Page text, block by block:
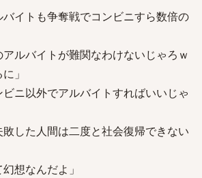
イトも争奪戦でコンビニすら数倍の
ルバイトが難関なわけないじゃろｗ
」
ニ以外でアルバイトすればいいじゃ
した人間は二度と社会復帰できない
想なんだよ」